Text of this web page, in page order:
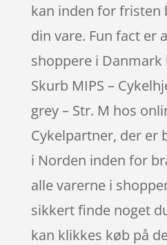
kan inden for fristen
din vare. Fun fact er
shoppere i Danmark
Skurb MIPS –
grey – Str. M hos
Cykelpartner, der er
i Norden inden for
alle varerne i
sikkert finde noget
kan klikkes køb på